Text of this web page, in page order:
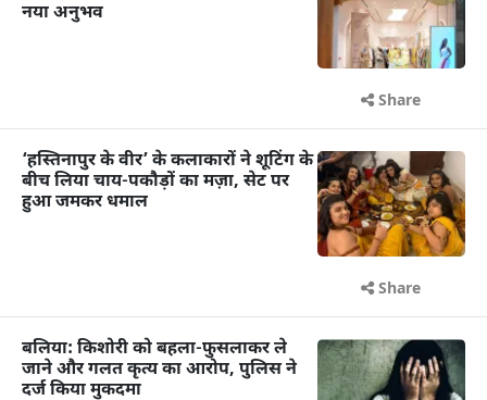
नया अनुभव
Share
‘हस्तिनापुर के वीर’ के कलाकारों ने शूटिंग के
बीच लिया चाय-पकौड़ों का मज़ा, सेट पर
हुआ जमकर धमाल
Share
बलिया: किशोरी को बहला-फुसलाकर ले
जाने और गलत कृत्य का आरोप, पुलिस ने
दर्ज किया मुकदमा